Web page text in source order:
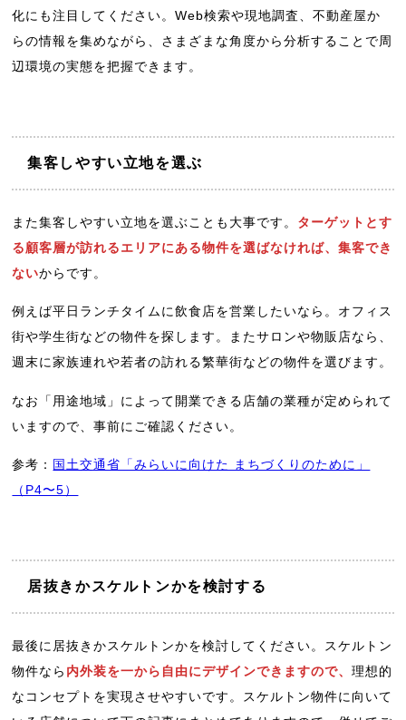
化にも注目してください。Web検索や現地調査、不動産屋か
らの情報を集めながら、さまざまな角度から分析することで周
辺環境の実態を把握できます。
集客しやすい立地を選ぶ
また集客しやすい立地を選ぶことも大事です。 ターゲットとす
る顧客層が訪れるエリアにある物件を選ばなければ、集客でき
ないからです。
例えば平日ランチタイムに飲食店を営業したいなら。オフィス
街や学生街などの物件を探します。またサロンや物販店なら、
週末に家族連れや若者の訪れる繁華街などの物件を選びます。
なお「用途地域」によって開業できる店舗の業種が定められて
いますので、事前にご確認ください。
参考： 国土交通省「みらいに向けた まちづくりのために」
（P4〜5）
居抜きかスケルトンかを検討する
最後に居抜きかスケルトンかを検討してください。スケルトン
物件なら 内外装を一から自由にデザインできますので、理想的
なコンセプトを実現させやすいです。スケルトン物件に向いて